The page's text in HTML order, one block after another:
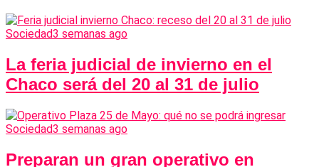
Sociedad3 semanas ago
La feria judicial de invierno en el
Chaco será del 20 al 31 de julio
Sociedad3 semanas ago
Preparan un gran operativo en